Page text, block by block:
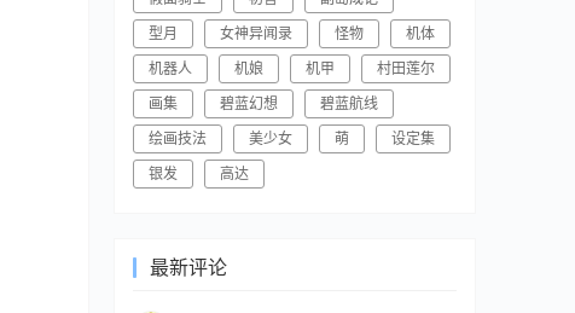
型月
女神异闻录 怪物
机体
机器人
机娘 机甲
村田莲尔
画集
碧蓝幻想
碧蓝航线
绘画技法
美少女 萌
设定集
银发
高达
最新评论